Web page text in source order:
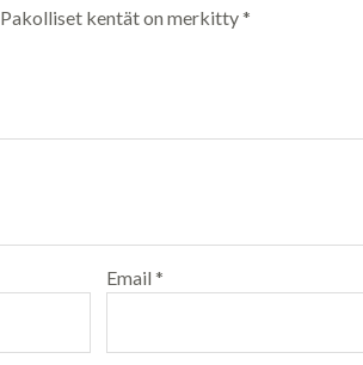
Pakolliset kentät on merkitty*
Email *